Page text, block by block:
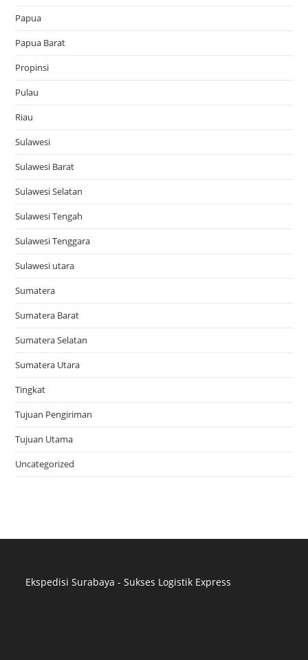
Papua
Papua Barat
Propinsi
Pulau
Riau
Sulawesi
Sulawesi Barat
Sulawesi Selatan
Sulawesi Tengah
Sulawesi Tenggara
Sulawesi utara
Sumatera
Sumatera Barat
Sumatera Selatan
Sumatera Utara
Tingkat
Tujuan Pengiriman
Tujuan Utama
Uncategorized
Ekspedisi Surabaya - Sukses Logistik Express